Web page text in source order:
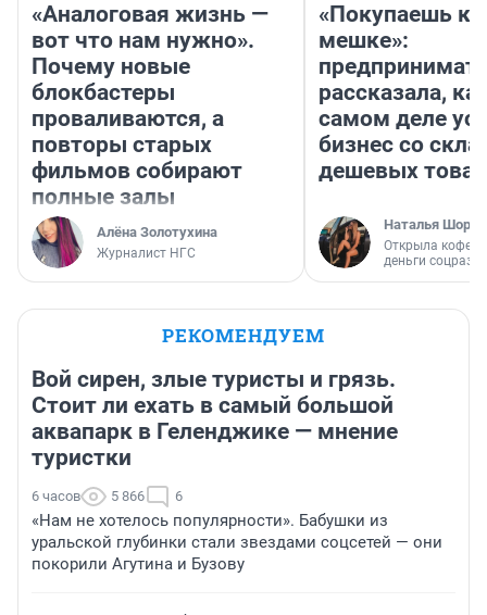
«Аналоговая жизнь —
вот что нам нужно».
Почему новые
блокбастеры
проваливаются, а
повторы старых
фильмов собирают
полные залы
Алёна Золотухина
Журналист НГС
«Покупаешь
мешке»:
рассказала,
самом деле
бизнес со
дешевых
Наталья
Открыла
деньги
РЕКОМЕНДУЕМ
Вой сирен, злые туристы и грязь.
Стоит ли ехать в самый большой
аквапарк в Геленджике — мнение
туристки
6 часов 5 866 6
«Нам не хотелось популярности». Бабушки из
уральской глубинки стали звездами соцсетей — они
покорили Агутина и Бузову